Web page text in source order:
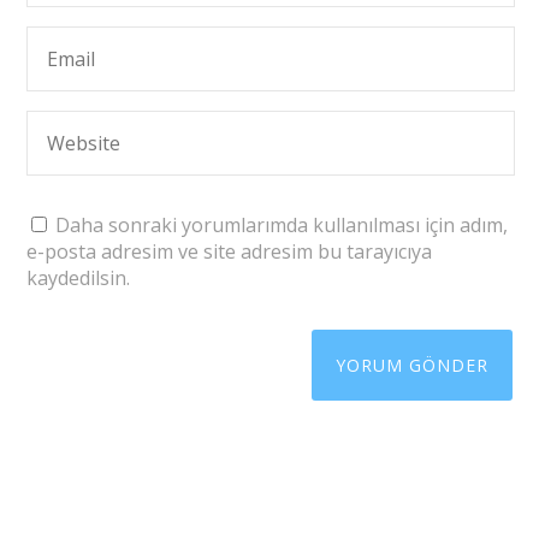
Daha sonraki yorumlarımda kullanılması için adım,
e-posta adresim ve site adresim bu tarayıcıya
kaydedilsin.